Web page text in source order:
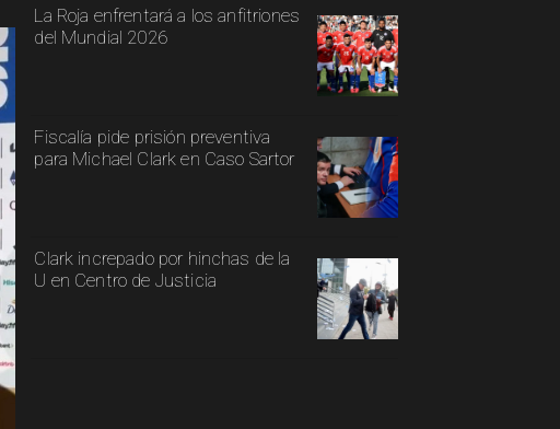
La Roja enfrentará a los anfitriones
del Mundial 2026
Fiscalía pide prisión preventiva
para Michael Clark en Caso Sartor
Clark increpado por hinchas de la
U en Centro de Justicia